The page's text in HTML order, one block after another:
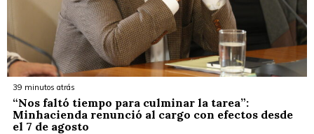
39 minutos atrás
“Nos faltó tiempo para culminar la tarea”:
Minhacienda renunció al cargo con efectos desde
el 7 de agosto